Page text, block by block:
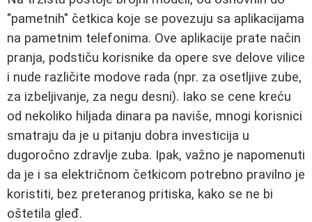
"pametnih" četkica koje se povezuju sa aplikacijama
na pametnim telefonima. Ove aplikacije prate način
pranja, podstiču korisnike da opere sve delove vilice
i nude različite modove rada (npr. za osetljive zube,
za izbeljivanje, za negu desni). Iako se cene kreću
od nekoliko hiljada dinara pa naviše, mnogi korisnici
smatraju da je u pitanju dobra investicija u
dugoročno zdravlje zuba. Ipak, važno je napomenuti
da je i sa električnom četkicom potrebno pravilno je
koristiti, bez preteranog pritiska, kako se ne bi
oštetila gleđ.